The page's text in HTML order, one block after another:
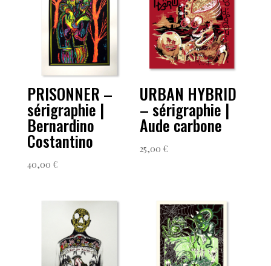
PRISONNER –
sérigraphie |
Bernardino
Costantino
40,00 €
URBAN HYBRID
– sérigraphie |
Aude carbone
25,00 €